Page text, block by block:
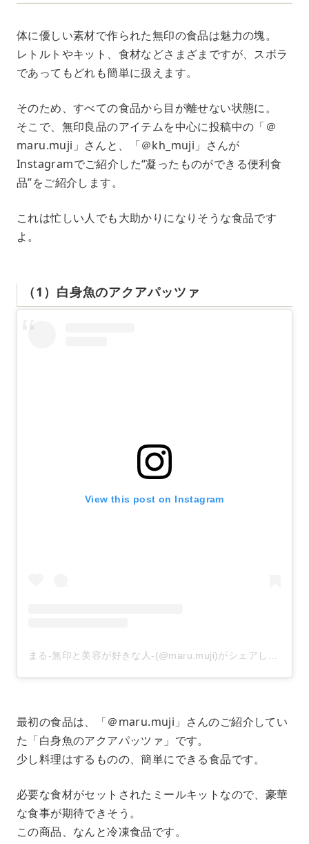
体に優しい素材で作られた無印の食品は魅力の塊。
レトルトやキット、食材などさまざまですが、スボラ
であってもどれも簡単に扱えます。
そのため、すべての食品から目が離せない状態に。
そこで、無印良品のアイテムを中心に投稿中の「＠
maru.muji」さんと、「＠kh_muji」さんが
Instagramでご紹介した“凝ったものができる便利食
品”をご紹介します。
これは忙しい人でも大助かりになりそうな食品です
よ。
（1）白身魚のアクアパッツァ
View this post on Instagram
まる-無印と美容が好きな人-(@maru.muji)がシェアした投稿
最初の食品は、「＠maru.muji」さんのご紹介してい
た「白身魚のアクアパッツァ」です。
少し料理はするものの、簡単にできる食品です。
必要な食材がセットされたミールキットなので、豪華
な食事が期待できそう。
この商品、なんと冷凍食品です。